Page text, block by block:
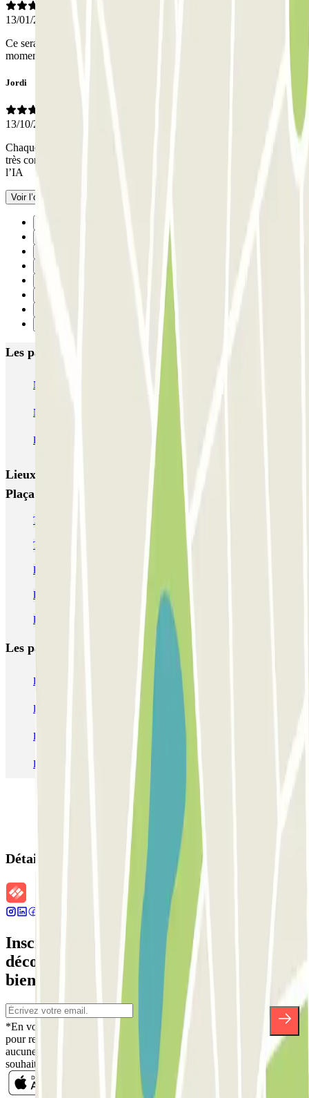
13/01/2026
Ce serait bien de pouvoir rallonger la durée de la réservation à tout
moment
Jordi
13/10/2025
Chaque fois que je vais à Barcelone, j'utilise ce parking, des places
très correctes et un bon service quand je l'ai demandé
l’IA
Voir l’original
Les parkings les mieux notés à Barcelone
NN Santaló NN Borrell
NN Rocafort Torre Nuñez i Navarro
Parking Viajeros BSM Flos i Calcat BSM Rius i Taulet
Lieux et événements intéressants à proximité BSM
Plaça Carmen Laforet
Trouver et réserver un parking dans le quartier de Nou Barris
Trouvez votre parking à Sant Andreu
Parkings à l'hôpital de Sant Pau
Parkings dans le district d'Horta-Guinardó
Réservez un parking dans le quartier de La Trinitat Nova
Les parkings les plus réservés
Parking Paris Parking Gare de Lyon Parking Gare Montparnasse
Parking Charles de Gaulle - Roissy Aeroport
Parking Aéroport Roland Garros La Réunion P4 Longue Durée
Parking Aéroport Barcelone Parking Aéroport Beauvais
Détails de la réservation
Inscrivez-vous à notre newsletter et
découvrez des réductions, des concours et
bien d'autres surprises.
*En vous inscrivant, vous acceptez notre politique de confidentialité
pour recevoir des communications commerciales de Parclick. Sans
aucune obligation, vous pouvez vous désinscrire quand vous le
souhaitez dans la même newsletter.